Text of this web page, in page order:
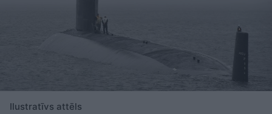
Ilustratīvs attēls